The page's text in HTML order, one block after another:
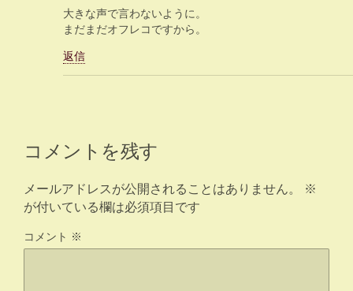
大きな声で言わないように。
まだまだオフレコですから。
返信
コメントを残す
メールアドレスが公開されることはありません。
※
が付いている欄は必須項目です
コメント ※